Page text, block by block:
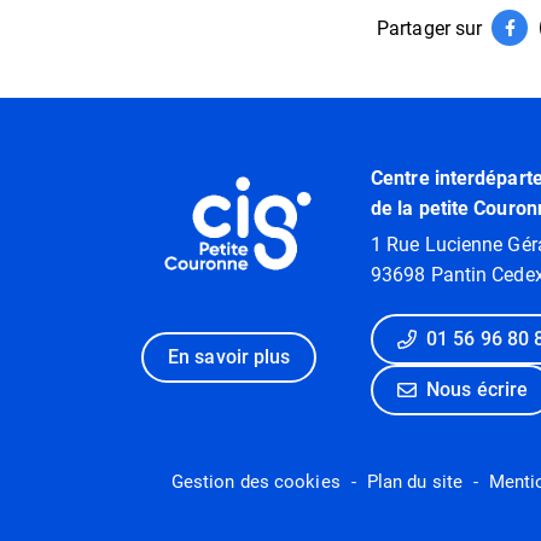
Partager sur
Informations utiles
En savoir plus
Centre
de la petite
1 Rue Lucienne
93698 Pantin
01 56 96 80
Nous écrire
Gestion des cookies Plan du site